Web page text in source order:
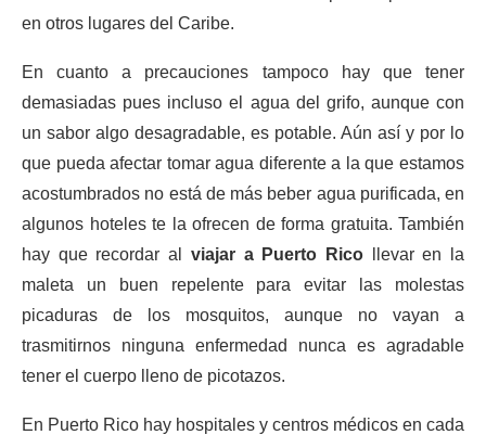
en otros lugares del Caribe.
En cuanto a precauciones tampoco hay que tener
demasiadas pues incluso el agua del grifo, aunque con
un sabor algo desagradable, es potable. Aún así y por lo
que pueda afectar tomar agua diferente a la que estamos
acostumbrados no está de más beber agua purificada, en
algunos hoteles te la ofrecen de forma gratuita. También
hay que recordar al viajar a Puerto Ricollevar en la
maleta un buen repelente para evitar las molestas
picaduras de los mosquitos, aunque no vayan a
trasmitirnos ninguna enfermedad nunca es agradable
tener el cuerpo lleno de picotazos.
En Puerto Rico hay hospitales y centros médicos en cada